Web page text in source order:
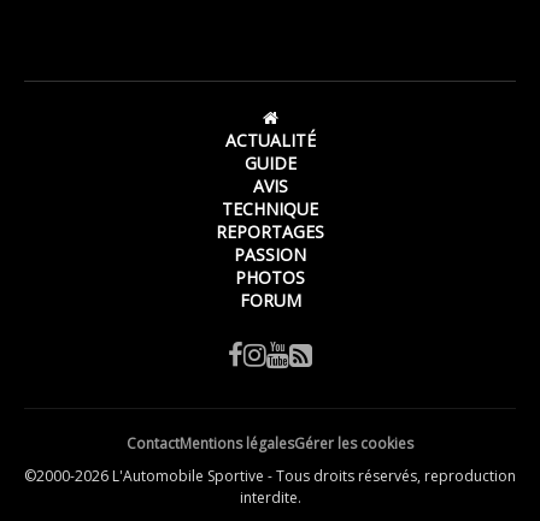
ACTUALITÉ
GUIDE
AVIS
TECHNIQUE
REPORTAGES
PASSION
PHOTOS
FORUM
ContactMentions légalesGérer les cookies
©2000-2026 L'Automobile Sportive - Tous droits réservés, reproduction
interdite.